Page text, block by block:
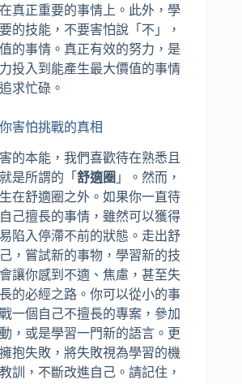
真正重要的事情上。此外，學
的技能，不要害怕說「不」，
的事情。真正有效的努力，是
投入到能產生最大價值的事情
求忙碌。
害怕挑戰的真相
的本能，我們喜歡待在熟悉且
是所謂的「 舒適圈 」。然而，
在舒適圈之外。如果你一直待
己擅長的事情，雖然可以獲得
陷入停滯不前的狀態。走出舒
，嘗試新的事物，學習新的技
讓你感到不適、焦慮，甚至失
的必經之路。你可以從小的事
一個自己不擅長的專案，參加
，或是學習一門新的語言。更
抱失敗，將失敗視為學習的機
訓，不斷改進自己。請記住，